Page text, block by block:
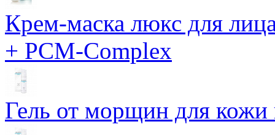
Крем-маска люкс для
+ PCM-Complex
Гель от морщин для кожи